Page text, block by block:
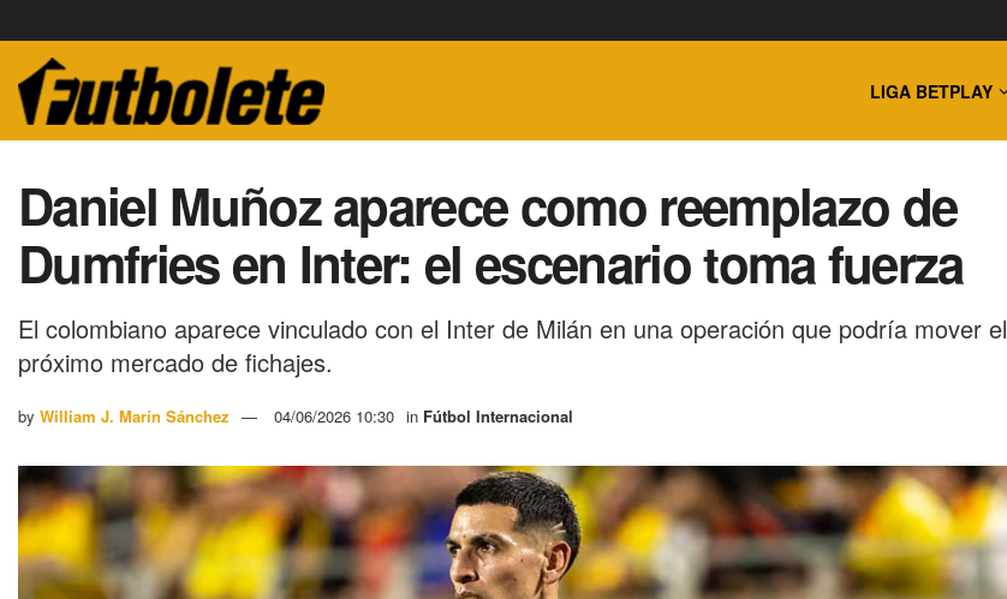
LIGA BETPLAY
Daniel Muñoz aparece como reemplazo de
Dumfries en Inter: el escenario toma fuerza
El colombiano aparece vinculado con el Inter de Milán en una operación que podría mover el
próximo mercado de fichajes.
by William J. Marín Sánchez 04/06/2026 10:30 in Fútbol Internacional